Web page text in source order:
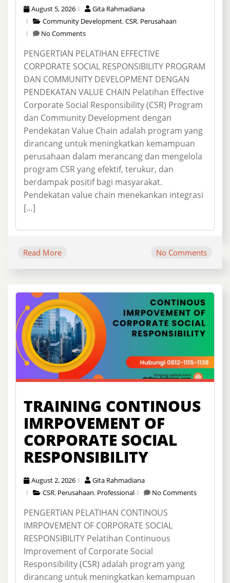
August 5, 2026
Gita Rahmadiana
Community Development,CSR, Perusahaan
No Comments
PENGERTIAN PELATIHAN EFFECTIVE
CORPORATE SOCIAL RESPONSIBILITY PROGRAM
DAN COMMUNITY DEVELOPMENT DENGAN
PENDEKATAN VALUE CHAIN Pelatihan Effective
Corporate Social Responsibility (CSR) Program
dan Community Development dengan
Pendekatan Value Chain adalah program yang
dirancang untuk meningkatkan kemampuan
perusahaan dalam merancang dan mengelola
program CSR yang efektif, terukur, dan
berdampak positif bagi masyarakat.
Pendekatan value chain menekankan integrasi
[…]
Read More No Comments
TRAINING CONTINOUS
IMRPOVEMENT OF
CORPORATE SOCIAL
RESPONSIBILITY
August 2, 2026
Gita Rahmadiana
CSR, Perusahaan, Professional No Comments
PENGERTIAN PELATIHAN CONTINOUS
IMRPOVEMENT OF CORPORATE SOCIAL
RESPONSIBILITY Pelatihan Continuous
Improvement of Corporate Social
Responsibility (CSR) adalah program yang
dirancang untuk meningkatkan kemampuan